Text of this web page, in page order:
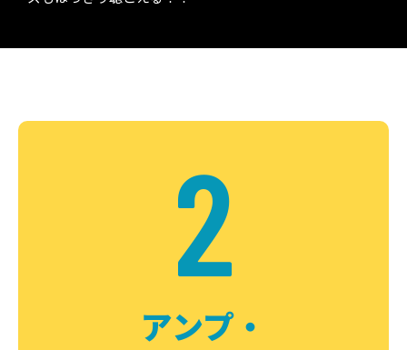
2
アンプ・